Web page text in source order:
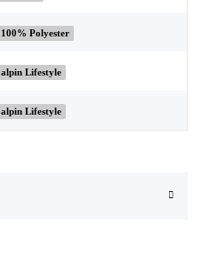
100% Polyester
alpin Lifestyle
alpin Lifestyle